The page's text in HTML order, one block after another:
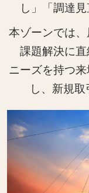
し」「調達
本ゾーンでは
課題解決に直
ニーズを持つ
し、新規